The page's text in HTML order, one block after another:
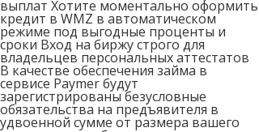
выплат Хотите моментально оформить
кредит в WMZ в автоматическом
режиме под выгодные проценты и
сроки Вход на биржу строго для
владельцев персональных аттестатов
В качестве обеспечения займа в
сервисе Paymer будут
зарегистрированы безусловные
обязательства на предъявителя в
удвоенной сумме от размера вашего